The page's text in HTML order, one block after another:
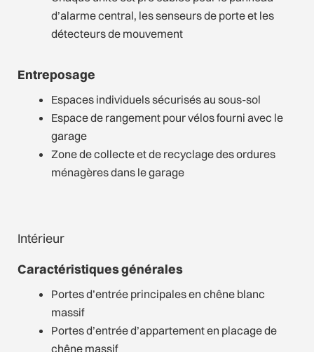
d’alarme central, les senseurs de porte et les
détecteurs de mouvement
Entreposage
Espaces individuels sécurisés au sous-sol
Espace de rangement pour vélos fourni avec le
garage
Zone de collecte et de recyclage des ordures
ménagères dans le garage
Intérieur
Caractéristiques générales
Portes d’entrée principales en chêne blanc
massif
Portes d’entrée d’appartement en placage de
chêne massif